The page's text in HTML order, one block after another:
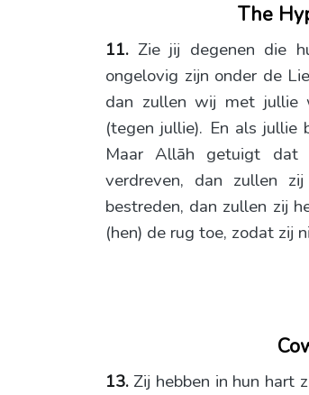
The
11. Zie jij degenen die
ongelovig zijn onder de
dan zullen wij met jullie
(tegen jullie). En als jullie
Maar Allāh getuigt dat
verdreven, dan zullen
bestreden, dan zullen zij
(hen) de rug toe, zodat zij
13.Zij hebben in hun hart